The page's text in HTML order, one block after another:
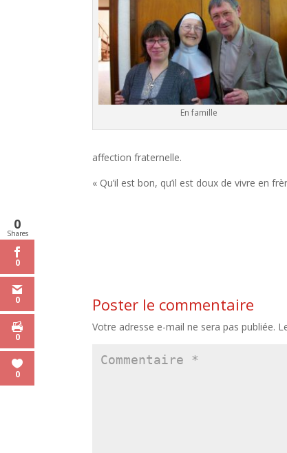
En famille
affection fraternelle.
« Qu’il est bon, qu’il est doux de vivre en
Poster le commentaire
Votre adresse e-mail ne sera pas publiée.
0
Shares
0
0
0
0